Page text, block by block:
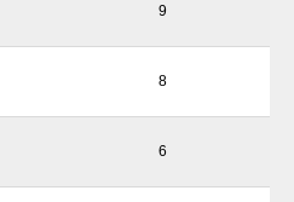
9
8
6